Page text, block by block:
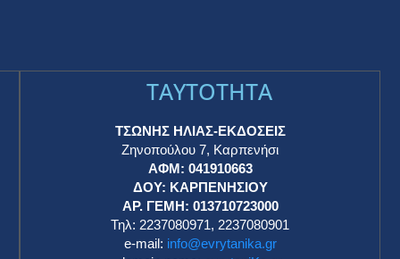
TAYTOTHTA
ΤΣΩΝΗΣ ΗΛΙΑΣ-ΕΚΔΟΣΕΙΣ
Ζηνοπούλου 7, Καρπενήσι
ΑΦΜ: 041910663
ΔΟΥ: ΚΑΡΠΕΝΗΣΙΟΥ
ΑΡ. ΓΕΜΗ: 013710723000
Τηλ: 2237080971, 2237080901
e-mail: info@evrytanika.gr